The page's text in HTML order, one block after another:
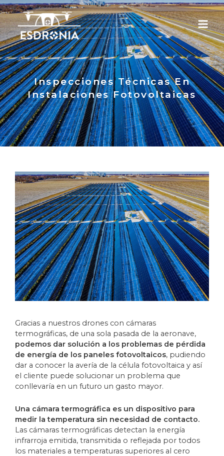
Inspecciones Técnicas En
Instalaciones Fotovoltaicas
Gracias a nuestros drones con cámaras
termográficas, de una sola pasada de la aeronave,
podemos dar solución a los problemas de pérdida
de energía de los paneles fotovoltaicos, pudiendo
dar a conocer la avería de la célula fotovoltaica y así
el cliente puede solucionar un problema que
conllevaría en un futuro un gasto mayor.
Una cámara termográfica es un dispositivo para
medir la temperatura sin necesidad de contacto.
Las cámaras termográficas detectan la energía
infrarroja emitida, transmitida o reflejada por todos
los materiales a temperaturas superiores al cero